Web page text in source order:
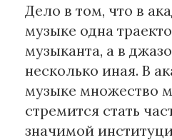
Дело в том, что в
музыке одна
музыканта, а в
несколько иная. В
музыке множество
стремится стать
значимой